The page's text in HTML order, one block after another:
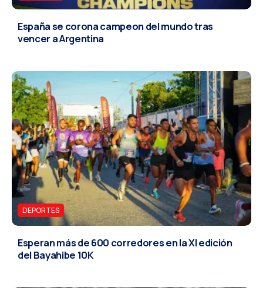
España se corona campeon del mundo tras
vencer a Argentina
DEPORTES
Esperan más de 600 corredores en la XI edición
del Bayahibe 10K